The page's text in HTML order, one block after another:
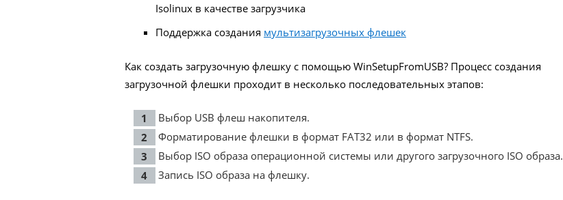
Isolinux в качестве загрузчика
Поддержка создания мультизагрузочных флешек
Как создать загрузочную флешку с помощью WinSetupFromUSB? Процесс создания
загрузочной флешки проходит в несколько последовательных этапов:
Выбор USB флеш накопителя.
Форматирование флешки в формат FAT32 или в формат NTFS.
Выбор ISO образа операционной системы или другого загрузочного ISO образа.
Запись ISO образа на флешку.